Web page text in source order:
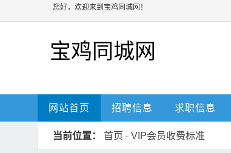
您好，欢迎来到宝鸡同城网！
宝鸡同城网
网站首页 招聘信息 求职信息
当前位置： 首页 - VIP会员收费标准